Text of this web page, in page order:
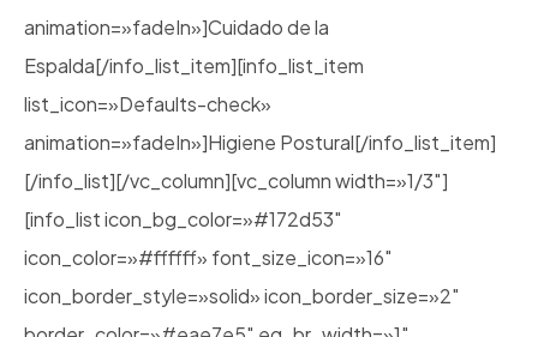
animation=»fadeIn»]Cuidado de la
Espalda[/info_list_item][info_list_item
list_icon=»Defaults-check»
animation=»fadeIn»]Higiene Postural[/info_list_item]
[/info_list][/vc_column][vc_column width=»1/3″]
[info_list icon_bg_color=»#172d53″
icon_color=»#ffffff» font_size_icon=»16″
icon_border_style=»solid» icon_border_size=»2″